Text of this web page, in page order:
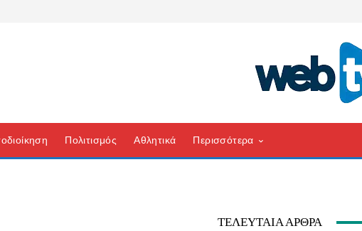
Πολιτισμός Αθλητικά Περισσότερα
ΤΕΛΕΥΤΑΊΑ ΆΡΘΡΑ